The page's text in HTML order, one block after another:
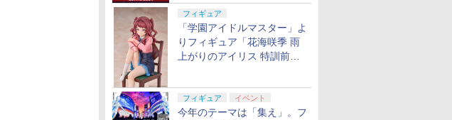
定
フィギュア
「学園アイドルマスター」よ
りフィギュア「花海咲季 雨
上がりのアイリス 特訓前
フィギュア イベント
今年のテーマは「集え」。フ